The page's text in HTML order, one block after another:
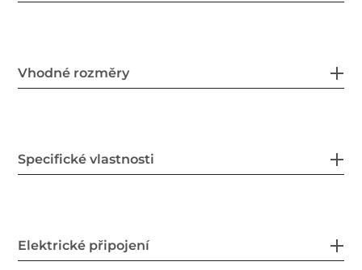
Vhodné rozměry
Specifické vlastnosti
Elektrické připojení